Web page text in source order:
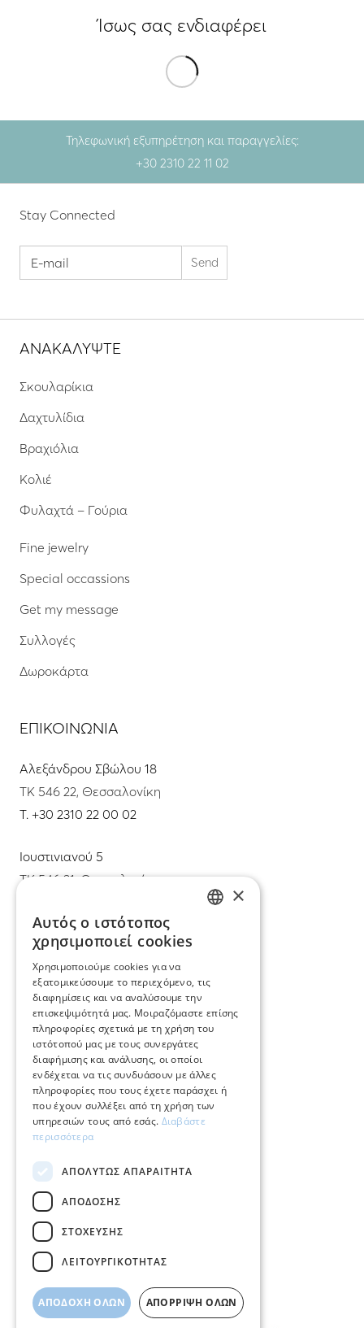
Ίσως σας ενδιαφέρει
Τηλεφωνική εξυπηρέτηση και παραγγελίες:
+30 2310 22 11 02
Stay Connected
ΑΝΑΚΑΛΥΨΤΕ
Σκουλαρίκια
Δαχτυλίδια
Βραχιόλια
Κολιέ
Φυλαχτά – Γούρια
Fine jewelry
Special occassions
Get my message
Συλλογές
Δωροκάρτα
ΕΠΙΚΟΙΝΩΝΙΑ
Αλεξάνδρου Σβώλου 18
ΤΚ 546 22, Θεσσαλονίκη
T. +30 2310 22 00 02
Ιουστινιανού 5
ΤΚ 546 31, Θεσσαλονίκη
info@mimadastimargarita.gr
ΕΞΥΠΗΡΕΤΗΣΗ ΠΕΛΑΤΩΝ
Φροντίδα και επισκευή κοσμημάτων
Όροι χρήσης
Επιστροφές
Πολιτική πληρωμών
Πολιτική αποστολών
Ο λογαριασμός μου
Επικοινωνία
×
Αυτός ο ιστότοπος
χρησιμοποιεί cookies
Χρησιμοποιούμε cookies για να
εξατομικεύσουμε το περιεχόμενο, τις
διαφημίσεις και να αναλύσουμε την
επισκεψιμότητά μας. Μοιραζόμαστε επίσης
πληροφορίες σχετικά με τη χρήση του
ιστότοπού μας με τους συνεργάτες
διαφήμισης και ανάλυσης, οι οποίοι
ενδέχεται να τις συνδυάσουν με άλλες
πληροφορίες που τους έχετε παράσχει ή
που έχουν συλλέξει από τη χρήση των
υπηρεσιών τους από εσάς. Διαβάστε
περισσότερα
ΑΠΟΛΎΤΩΣ ΑΠΑΡΑΊΤΗΤΑ
ΑΠΌΔΟΣΗΣ
ΣΤΌΧΕΥΣΗΣ
ΛΕΙΤΟΥΡΓΙΚΌΤΗΤΑΣ
ΑΠΟΔΟΧΉ ΌΛΩΝ ΑΠΌΡΡΙΨΗ ΌΛΩΝ